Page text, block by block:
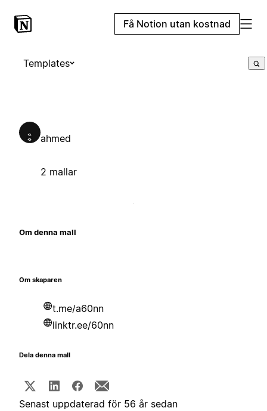
Få Notion utan kostnad
Templates
ahmed
2 mallar
Om denna mall
Om skaparen
t.me/a60nn
linktr.ee/60nn
Dela denna mall
Senast uppdaterad för 56 år sedan